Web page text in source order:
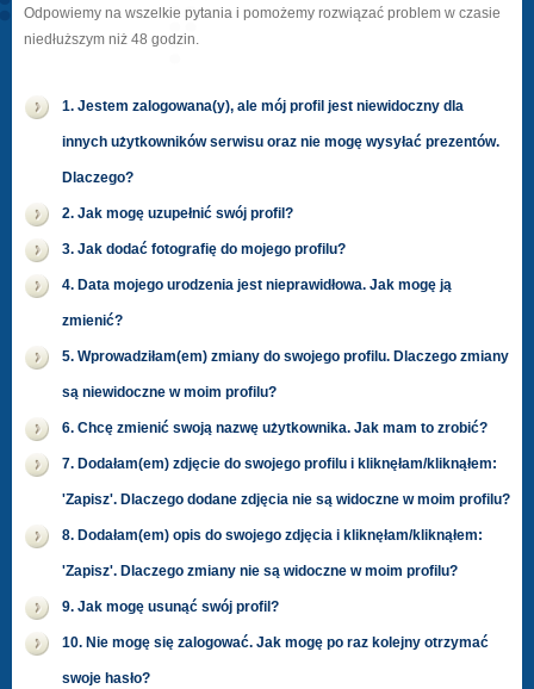
Odpowiemy na wszelkie pytania i pomożemy rozwiązać problem w czasie
niedłuższym niż 48 godzin.
1. Jestem zalogowana(y), ale mój profil jest niewidoczny dla
innych użytkowników serwisu oraz nie mogę wysyłać prezentów.
Dlaczego?
2. Jak mogę uzupełnić swój profil?
3. Jak dodać fotografię do mojego profilu?
4. Data mojego urodzenia jest nieprawidłowa. Jak mogę ją
zmienić?
5. Wprowadziłam(em) zmiany do swojego profilu. Dlaczego zmiany
są niewidoczne w moim profilu?
6. Chcę zmienić swoją nazwę użytkownika. Jak mam to zrobić?
7. Dodałam(em) zdjęcie do swojego profilu i kliknęłam/kliknąłem:
'Zapisz'. Dlaczego dodane zdjęcia nie są widoczne w moim profilu?
8. Dodałam(em) opis do swojego zdjęcia i kliknęłam/kliknąłem:
'Zapisz'. Dlaczego zmiany nie są widoczne w moim profilu?
9. Jak mogę usunąć swój profil?
10. Nie mogę się zalogować. Jak mogę po raz kolejny otrzymać
swoje hasło?